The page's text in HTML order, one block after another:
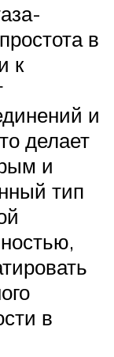
в
к
и
делает
и
тип
в